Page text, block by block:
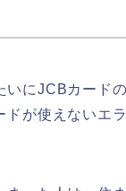
にJCBカード
が使えないエ